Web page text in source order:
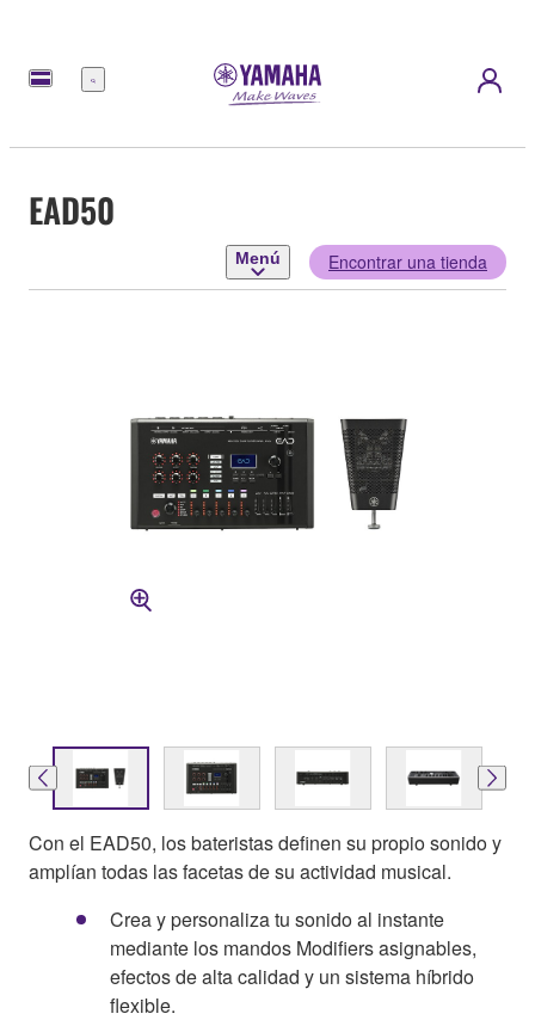
Menú
EAD50
Menú Encontrar una tienda
Con el EAD50, los bateristas definen su propio sonido y
amplían todas las facetas de su actividad musical.
Crea y personaliza tu sonido al instante
mediante los mandos Modifiers asignables,
efectos de alta calidad y un sistema híbrido
flexible.